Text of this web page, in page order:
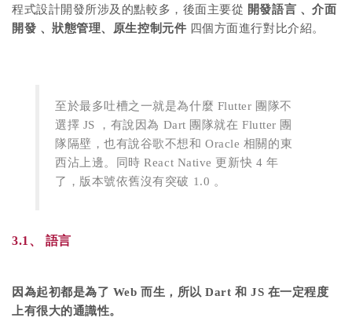
程式設計開發所涉及的點較多，後面主要從 開發語言 、介面
開發 、狀態管理、原生控制元件 四個方面進行對比介紹。
至於最多吐槽之一就是為什麼 Flutter 團隊不
選擇 JS ，有說因為 Dart 團隊就在 Flutter 團
隊隔壁，也有說谷歌不想和 Oracle 相關的東
西沾上邊。同時 React Native 更新快 4 年
了，版本號依舊沒有突破 1.0 。
3.1、 語言
因為起初都是為了 Web 而生，所以 Dart 和 JS 在一定程度
上有很大的通識性。